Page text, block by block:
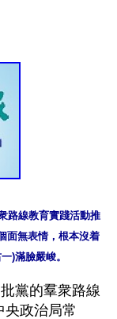
路線教育實踐活動推
面無表情，根本沒着
)滿臉嚴峻。
黨的羣衆路線
央政治局常